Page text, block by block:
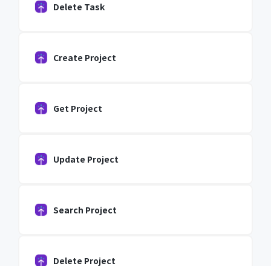
Delete Task
Create Project
Get Project
Update Project
Search Project
Delete Project